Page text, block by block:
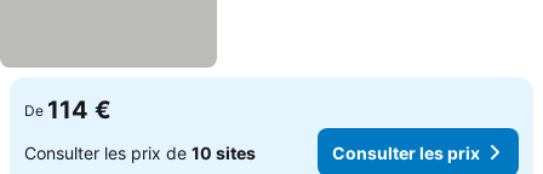
De 114 €
Consulter les prix de 10 sites Consulter les prix